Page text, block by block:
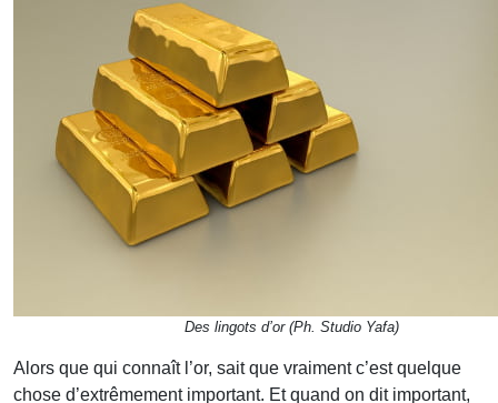
Des lingots d’or (Ph. Studio Yafa)
Alors que qui connaît l’or, sait que vraiment c’est quelque
chose d’extrêmement important. Et quand on dit important,